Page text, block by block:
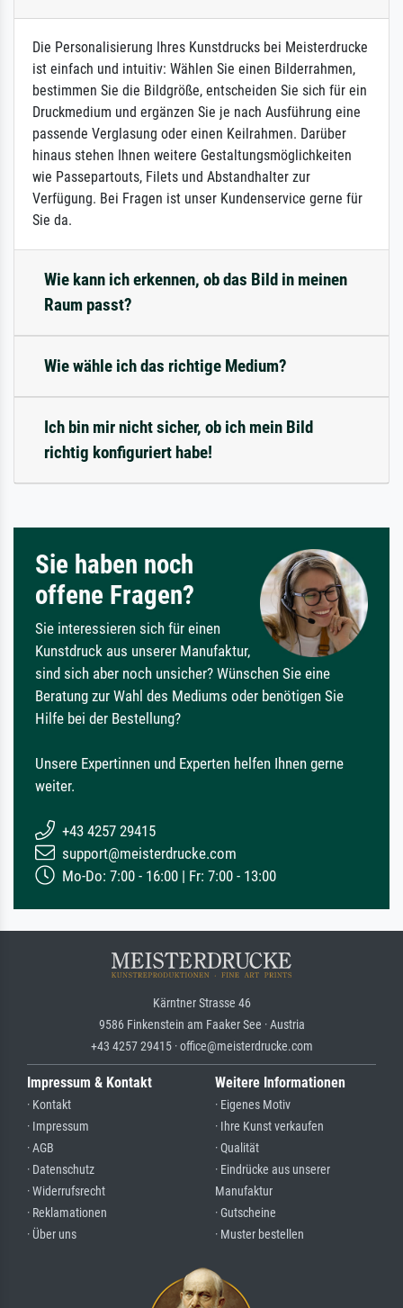
Die Personalisierung Ihres Kunstdrucks bei Meisterdrucke
ist einfach und intuitiv: Wählen Sie einen Bilderrahmen,
bestimmen Sie die Bildgröße, entscheiden Sie sich für ein
Druckmedium und ergänzen Sie je nach Ausführung eine
passende Verglasung oder einen Keilrahmen. Darüber
hinaus stehen Ihnen weitere Gestaltungsmöglichkeiten
wie Passepartouts, Filets und Abstandhalter zur
Verfügung. Bei Fragen ist unser Kundenservice gerne für
Sie da.
Wie kann ich erkennen, ob das Bild in meinen
Raum passt?
Wie wähle ich das richtige Medium?
Ich bin mir nicht sicher, ob ich mein Bild
richtig konfiguriert habe!
Sie haben noch
offene Fragen?
Sie interessieren sich für einen
Kunstdruck aus unserer Manufaktur,
sind sich aber noch unsicher? Wünschen Sie eine
Beratung zur Wahl des Mediums oder benötigen Sie
Hilfe bei der Bestellung?
Unsere Expertinnen und Experten helfen Ihnen gerne
weiter.
+43 4257 29415
support@meisterdrucke.com
Mo-Do: 7:00 - 16:00 | Fr: 7:00 - 13:00
Kärntner Strasse 46
9586 Finkenstein am Faaker See · Austria
+43 4257 29415 · office@meisterdrucke.com
Impressum & Kontakt
· Kontakt
· Impressum
· AGB
· Datenschutz
· Widerrufsrecht
· Reklamationen
· Über uns
Weitere Informationen
· Eigenes Motiv
· Ihre Kunst verkaufen
· Qualität
· Eindrücke aus unserer
Manufaktur
· Gutscheine
· Muster bestellen